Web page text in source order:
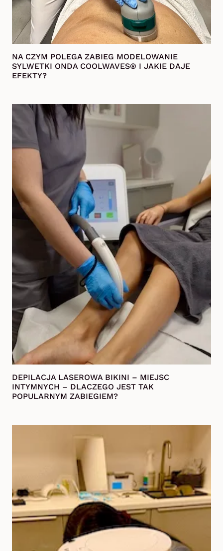
NA CZYM POLEGA ZABIEG MODELOWANIE
SYLWETKI ONDA COOLWAVES® I JAKIE DAJE
EFEKTY?
DEPILACJA LASEROWA BIKINI – MIEJSC
INTYMNYCH – DLACZEGO JEST TAK
POPULARNYM ZABIEGIEM?